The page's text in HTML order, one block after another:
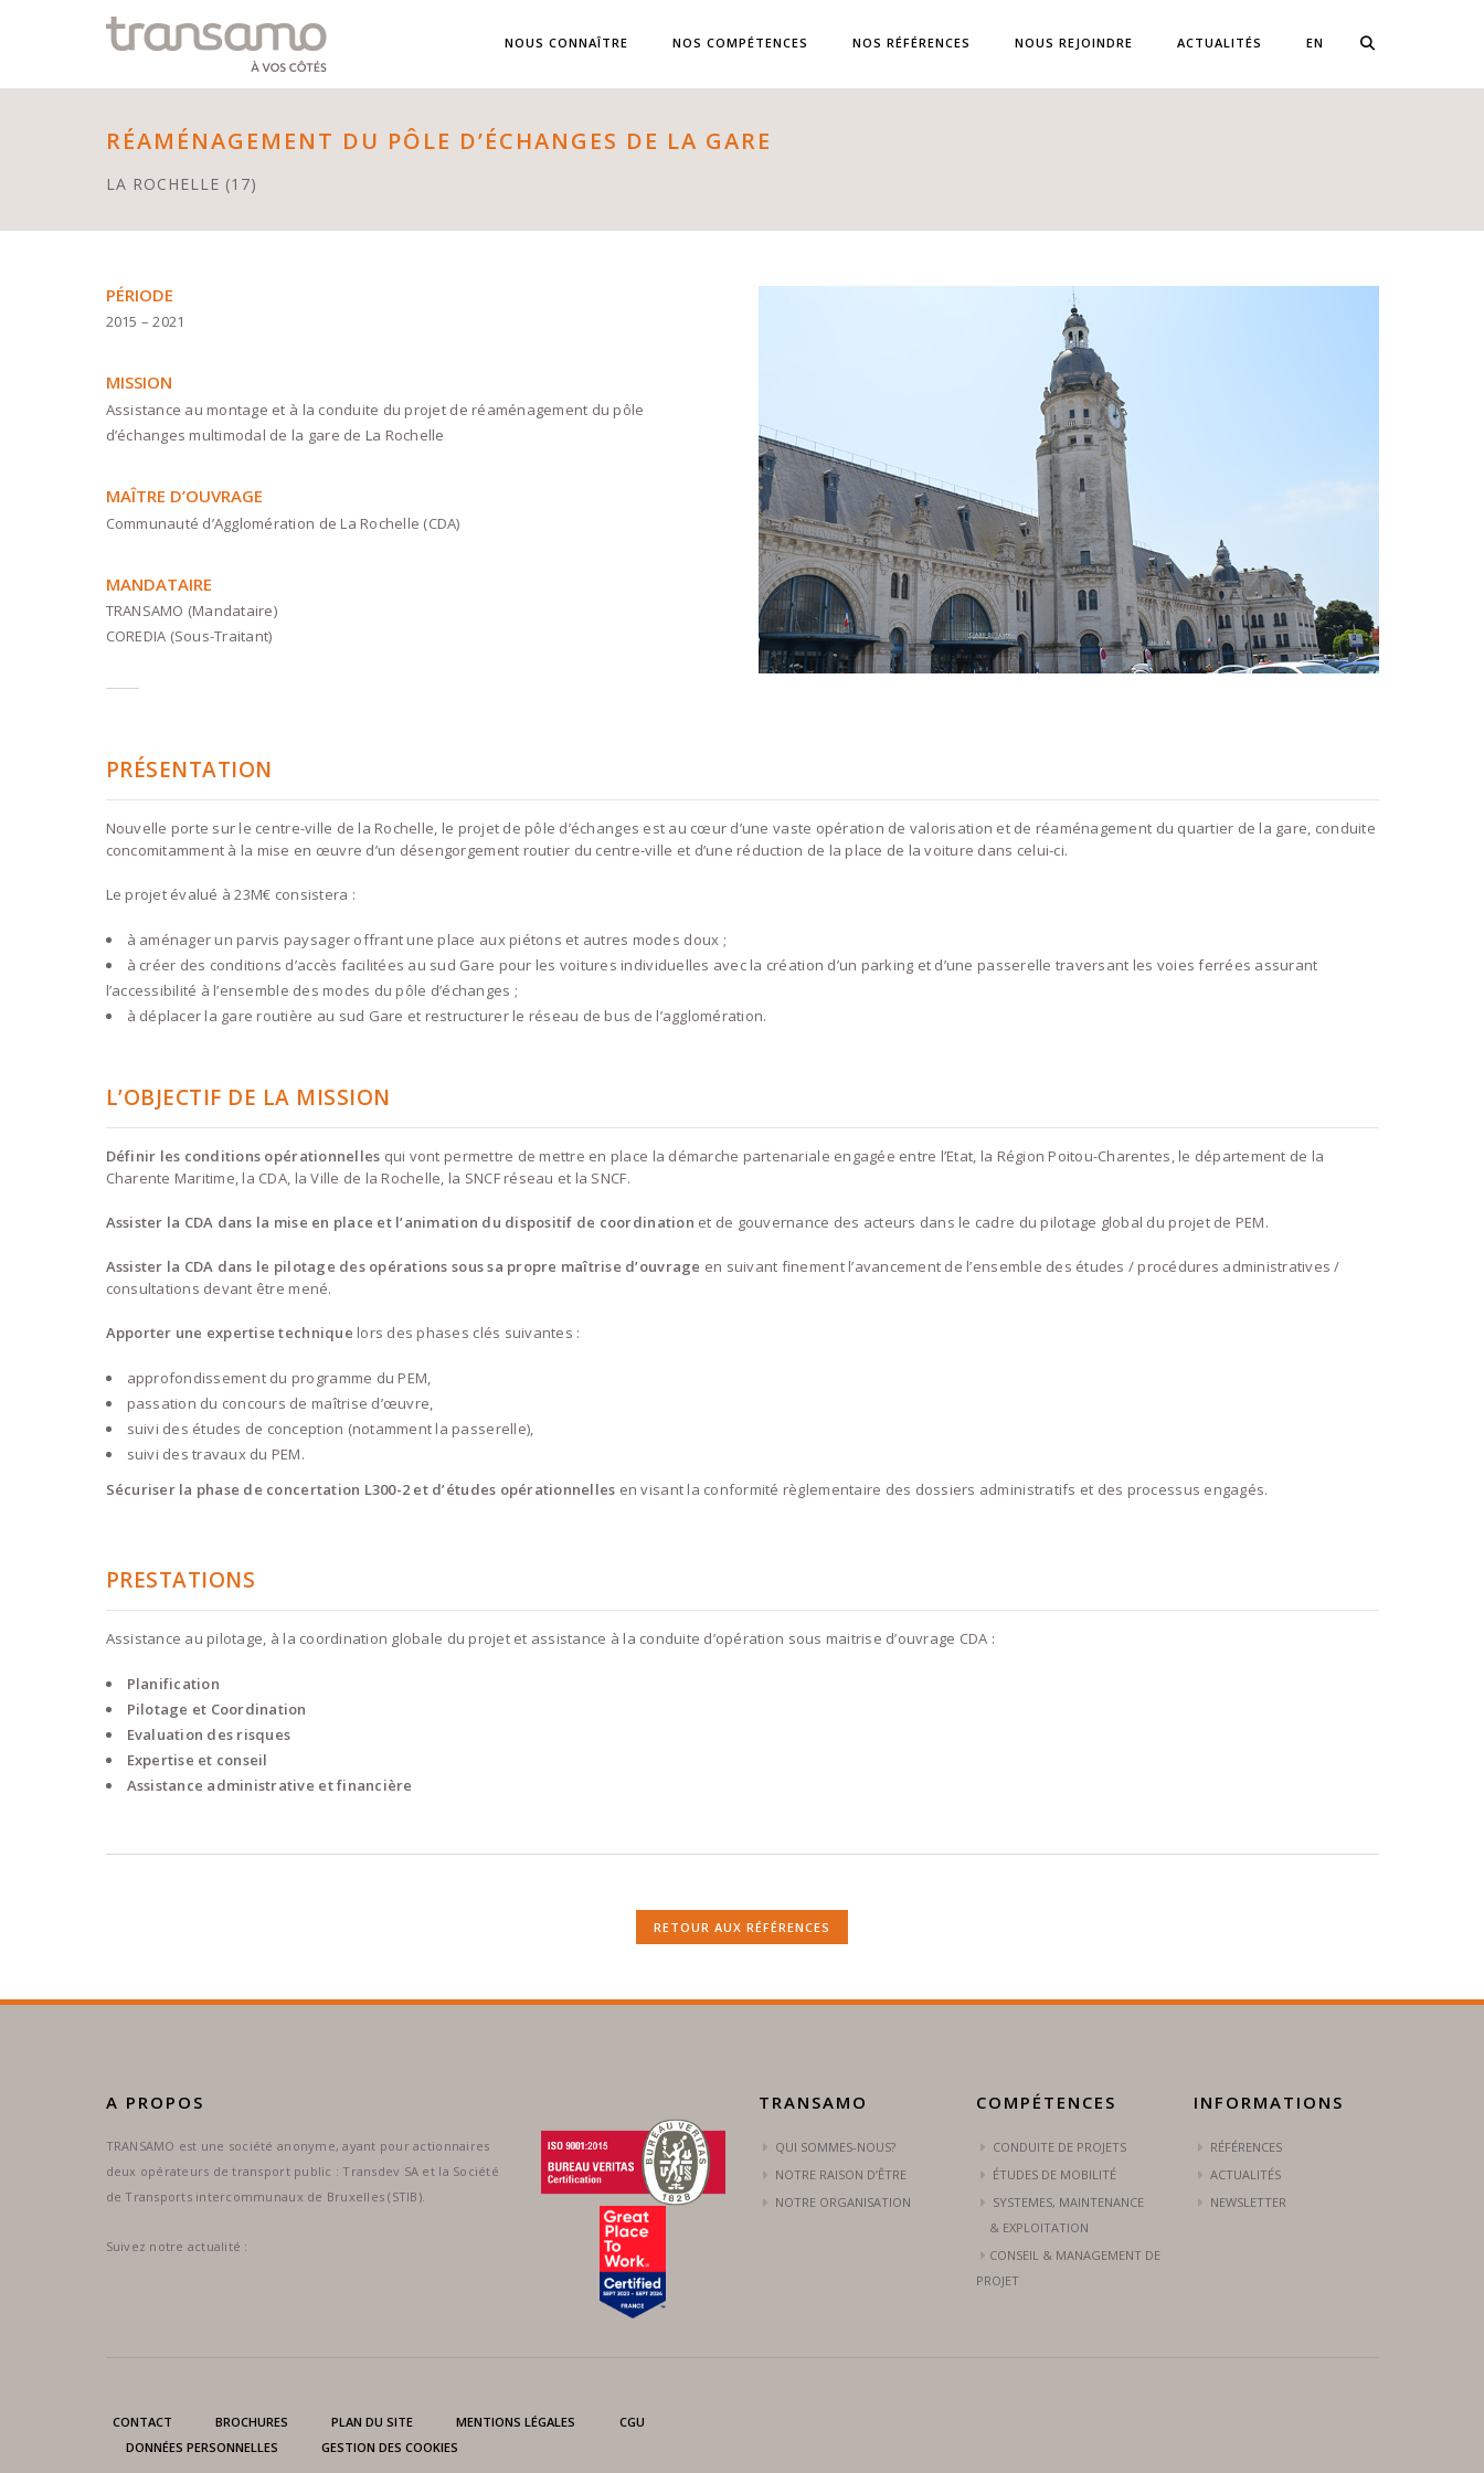
NOUS CONNAÎTRE NOS COMPÉTENCES NOS RÉFÉRENCES NOUS REJOINDRE ACTUALITÉS EN
RÉAMÉNAGEMENT DU PÔLE D’ÉCHANGES DE LA GARE
LA ROCHELLE (17)
PÉRIODE
2015 – 2021
MISSION
Assistance au montage et à la conduite du projet de réaménagement du pôle
d’échanges multimodal de la gare de La Rochelle
MAÎTRE D’OUVRAGE
Communauté d’Agglomération de La Rochelle (CDA)
MANDATAIRE
TRANSAMO (Mandataire)
COREDIA (Sous-Traitant)
PRÉSENTATION
Nouvelle porte sur le centre-ville de la Rochelle, le projet de pôle d’échanges est au cœur d’une vaste opération de valorisation et de réaménagement du quartier de la gare, conduite
concomitamment à la mise en œuvre d’un désengorgement routier du centre-ville et d’une réduction de la place de la voiture dans celui-ci.
Le projet évalué à 23M€ consistera :
à aménager un parvis paysager offrant une place aux piétons et autres modes doux ;
à créer des conditions d’accès facilitées au sud Gare pour les voitures individuelles avec la création d’un parking et d’une passerelle traversant les voies ferrées assurant
l’accessibilité à l’ensemble des modes du pôle d’échanges ;
à déplacer la gare routière au sud Gare et restructurer le réseau de bus de l’agglomération.
L’OBJECTIF DE LA MISSION
Définir les conditions opérationnelles qui vont permettre de mettre en place la démarche partenariale engagée entre l’Etat, la Région Poitou-Charentes, le département de la
Charente Maritime, la CDA, la Ville de la Rochelle, la SNCF réseau et la SNCF.
Assister la CDA dans la mise en place et l’animation du dispositif de coordination et de gouvernance des acteurs dans le cadre du pilotage global du projet de PEM.
Assister la CDA dans le pilotage des opérations sous sa propre maîtrise d’ouvrage en suivant finement l’avancement de l’ensemble des études / procédures administratives /
consultations devant être mené.
Apporter une expertise technique lors des phases clés suivantes :
approfondissement du programme du PEM,
passation du concours de maîtrise d’œuvre,
suivi des études de conception (notamment la passerelle),
suivi des travaux du PEM.
Sécuriser la phase de concertation L300-2 et d’études opérationnelles en visant la conformité règlementaire des dossiers administratifs et des processus engagés.
PRESTATIONS
Assistance au pilotage, à la coordination globale du projet et assistance à la conduite d’opération sous maitrise d’ouvrage CDA :
Planification
Pilotage et Coordination
Evaluation des risques
Expertise et conseil
Assistance administrative et financière
RETOUR AUX RÉFÉRENCES
A PROPOS
TRANSAMO est une société anonyme, ayant pour actionnaires
deux opérateurs de transport public : Transdev SA et la Société
de Transports intercommunaux de Bruxelles (STIB).
Suivez notre actualité :
TRANSAMO
QUI SOMMES-NOUS?
NOTRE RAISON D’ÊTRE
NOTRE ORGANISATION
COMPÉTENCES
CONDUITE DE PROJETS
ÉTUDES DE MOBILITÉ
SYSTEMES, MAINTENANCE
& EXPLOITATION
CONSEIL & MANAGEMENT DE
PROJET
INFORMATIONS
RÉFÉRENCES
ACTUALITÉS
NEWSLETTER
CONTACT BROCHURES PLAN DU SITE MENTIONS LÉGALES
CGU
DONNÉES PERSONNELLES
GESTION DES COOKIES
Panneau de gestion des cookies